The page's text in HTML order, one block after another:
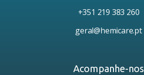
+351 219 383 260
geral@hemicare.pt
Acompanhe-nos